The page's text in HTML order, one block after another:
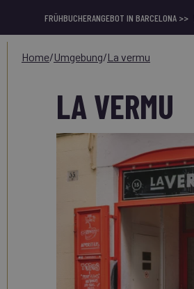
FRÜHBUCHERANGEBOT IN BARCELONA >>
home/ umgebung/ la vermu
LA VERMU